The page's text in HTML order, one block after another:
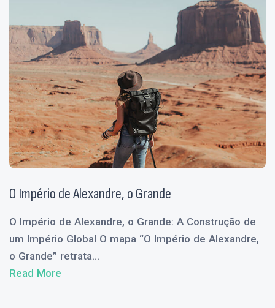
O Império de Alexandre, o Grande
O Império de Alexandre, o Grande: A Construção de
um Império Global O mapa “O Império de Alexandre,
o Grande” retrata...
Read More